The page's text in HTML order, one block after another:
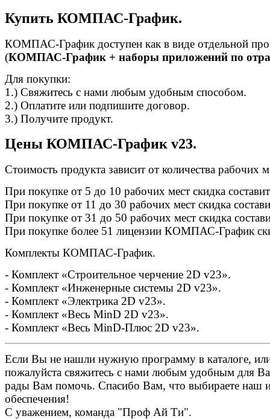
Купить КОМПАС-График.
КОМПАС-График доступен как в виде отдельной
(КОМПАС-График + наборы приложений по
Для покупки:
1.) Свяжитесь с нами любым удобным способом.
2.) Оплатите или подпишите договор.
3.) Получите продукт.
Цены КОМПАС-График v23.
Стоимость продукта зависит от количества рабочих
При покупке от 5 до 10 рабочих мест скидка
При покупке от 11 до 30 рабочих мест скидка
При покупке от 31 до 50 рабочих мест скидка
При покупке более 51 лицензии КОМПАС-График
Комплекты КОМПАС-График.
- Комплект «Строительное черчение 2D v23».
- Комплект «Инженерные системы 2D v23».
- Комплект «Электрика 2D v23».
- Комплект «Весь MinD 2D v23».
- Комплект «Весь MinD-Плюс 2D v23».
Если Вы не нашли нужную программу в каталоге,
пожалуйста свяжитесь с нами любым удобным для
рады Вам помочь. Спасибо Вам, что выбираете наш
обеспечения!
С уважением, команда "Проф Ай Ти".